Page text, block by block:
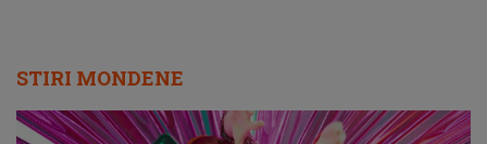
STIRI MONDENE